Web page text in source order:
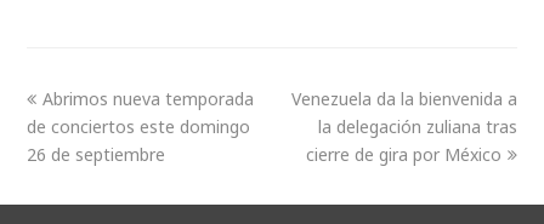
Abrimos nueva temporada
de conciertos este domingo
26 de septiembre
Venezuela da la bienvenida a
la delegación zuliana tras
cierre de gira por México